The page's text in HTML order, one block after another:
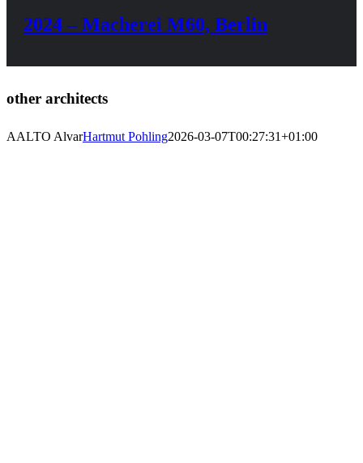
2024 – Macherei M60, Berlin
other architects
AALTO AlvarHartmut Pohling2026-03-07T00:27:31+01:00